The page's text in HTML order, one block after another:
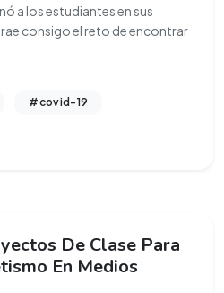
a los estudiantes en sus
consigo el reto de encontrar
#covid-19
De Clase Para
En Medios